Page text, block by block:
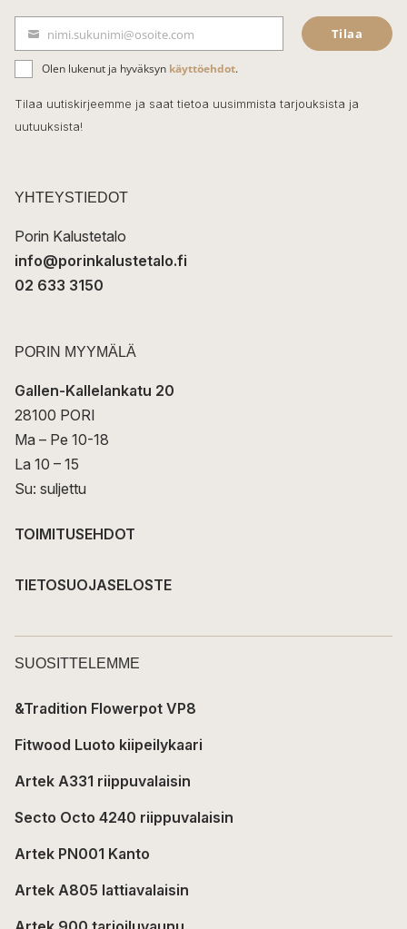
e
b
o
o
k
ä
h
k
t
nimi.sukunimi@osoite.com Tilaa
Olen lukenut ja hyväksyn käyttöehdot.
Tilaa uutiskirjeemme ja saat tietoa uusimmista tarjouksista ja
uutuuksista!
YHTEYSTIEDOT
Porin Kalustetalo
info@porinkalustetalo.fi
02 633 3150
PORIN MYYMÄLÄ
Gallen-Kallelankatu 20
28100 PORI
Ma – Pe 10-18
La 10 – 15
Su: suljettu
TOIMITUSEHDOT
TIETOSUOJASELOSTE
SUOSITTELEMME
&Tradition Flowerpot VP8
Fitwood Luoto kiipeilykaari
Artek A331 riippuvalaisin
Secto Octo 4240 riippuvalaisin
Artek PN001 Kanto
Artek A805 lattiavalaisin